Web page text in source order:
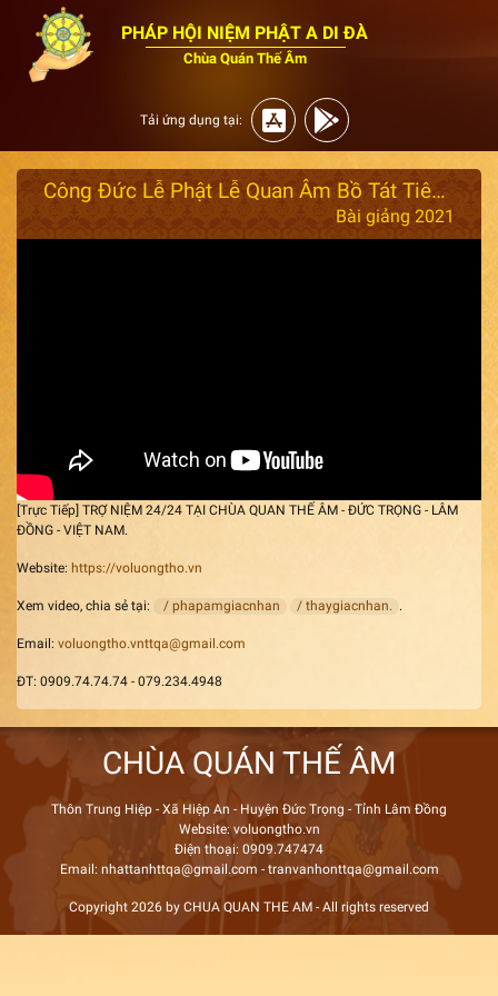
PHÁP HỘI NIỆM PHẬT A DI ĐÀ
Chùa Quán Thế Âm
Tải ứng dụng tại:
Công Đức Lễ Phật Lễ Quan Âm Bồ Tát Tiêu Trừ Nghiệp Chướng Năm 2021
Bài giảng 2021
[Trực Tiếp] TRỢ NIỆM 24/24 TẠI CHÙA QUAN THẾ ÂM - ĐỨC TRỌNG - LÂM
ĐỒNG - VIỆT NAM.
Website: https://voluongtho.vn
Xem video, chia sẻ tại: / phapamgiacnhan / thaygiacnhan. .
Email: voluongtho.vnttqa@gmail.com
ĐT: 0909.74.74.74 - 079.234.4948
CHÙA QUÁN THẾ ÂM
Thôn Trung Hiệp - Xã Hiệp An - Huyện Đức Trọng - Tỉnh Lâm Đồng
Website: voluongtho.vn
Điện thoại: 0909.747474
Email: nhattanhttqa@gmail.com - tranvanhonttqa@gmail.com
Copyright 2026 by CHUA QUAN THE AM - All rights reserved